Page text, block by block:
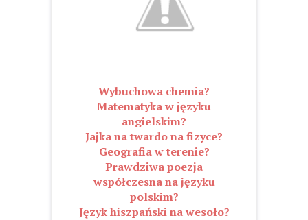
Wybuchowa chemia?
Matematyka w języku
angielskim?
Jajka na twardo na fizyce?
Geografia w terenie?
Prawdziwa poezja
współczesna na języku
polskim?
Język hiszpański na wesoło?